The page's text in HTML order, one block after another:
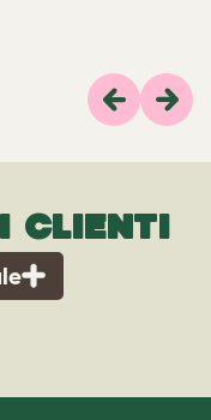
Previous
CLIENTI